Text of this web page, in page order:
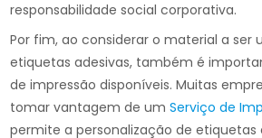
responsabilidade social corporativa.
Por fim, ao considerar o material a ser
etiquetas adesivas, também é
de impressão disponíveis. Muitas
tomar vantagem de umServiço de
permite a personalização de etiquetas